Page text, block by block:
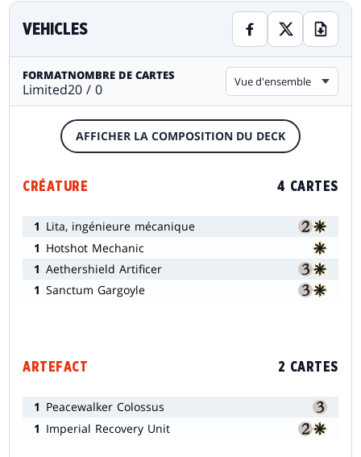
VEHICLES
FORMAT
Limited
NOMBRE DE CARTES
20 / 0 Vue d'ensemble
AFFICHER LA COMPOSITION DU DECK
CRÉATURE 4 CARTES
1 Lita, ingénieure mécanique
1 Hotshot Mechanic
1 Aethershield Artificer
1 Sanctum Gargoyle
ARTEFACT 2 CARTES
1 Peacewalker Colossus
1 Imperial Recovery Unit